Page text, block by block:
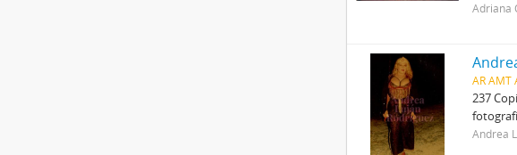
Adriana
AR AMT
237
Andrea